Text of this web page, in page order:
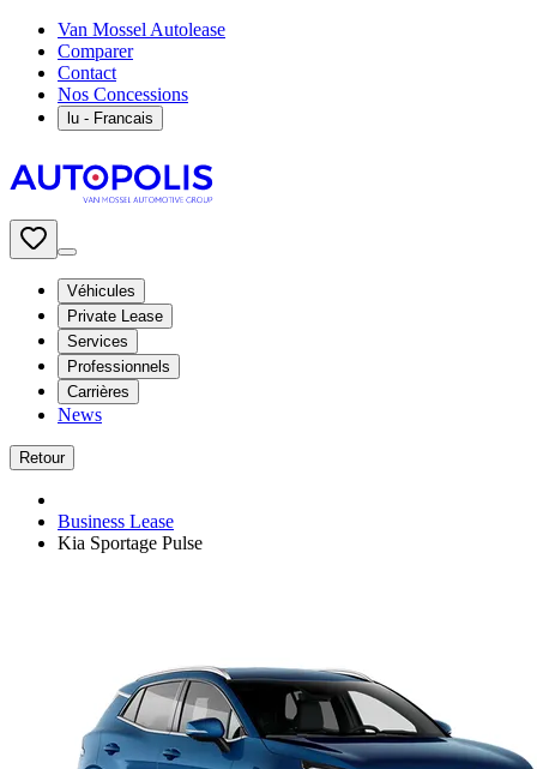
Van Mossel Autolease
Comparer
Contact
Nos Concessions
lu - Francais
Véhicules
Private Lease
Services
Professionnels
Carrières
News
Retour
Business Lease
Kia Sportage Pulse